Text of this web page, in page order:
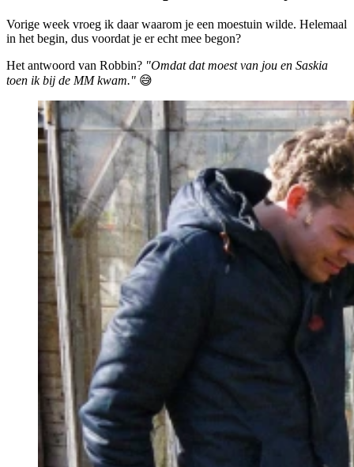
Vorige week vroeg ik daar waarom je een moestuin wilde. Helemaal
in het begin, dus voordat je er echt mee begon?
Het antwoord van Robbin? "Omdat dat moest van jou en Saskia
toen ik bij de MM kwam." 😅